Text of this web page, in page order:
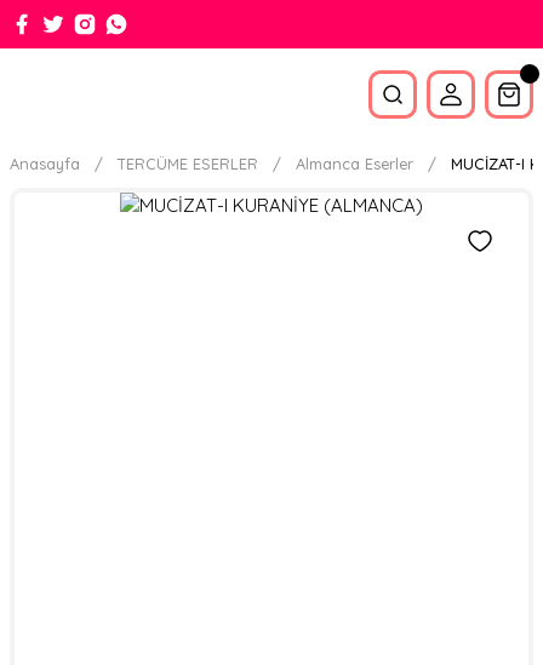
Anasayfa TERCÜME ESERLER Almanca Eserler MUCİZAT-I